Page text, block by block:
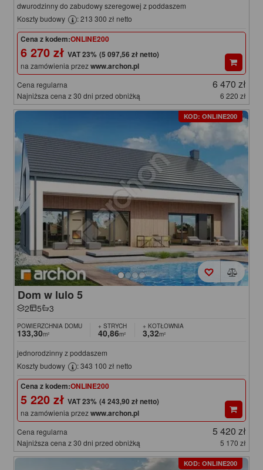
dwurodzinny do zabudowy szeregowej z poddaszem
Koszty budowy
: 213 300 zł netto
Cena z kodem:ONLINE200
6 270 zł (5 097,56 zł netto)
na zamówienia przezwww.archon.pl
Cena regularna 6 470 zł
Najniższa cena z 30 dni przed obniżką 6 220 zł
KOD: ONLINE200
Dom w lulo 5
2 5 3
POWIERZCHNIA DOMU
133,30m²
+ STRYCH
40,86m²
+ KOTŁOWNIA
3,32m²
jednorodzinny z poddaszem
Koszty budowy
: 343 100 zł netto
Cena z kodem:ONLINE200
5 220 zł (4 243,90 zł netto)
na zamówienia przezwww.archon.pl
Cena regularna 5 420 zł
Najniższa cena z 30 dni przed obniżką 5 170 zł
KOD: ONLINE200